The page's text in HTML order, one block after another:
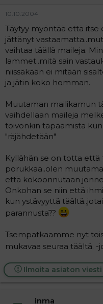
10.10.2004
Täytyy myöntää että
jättänyt
vaihtaa täällä maileja.
lammet..mitä sain
niissäkään ei mitään
ja jätin koko homman.
Muutaman mailikamun
vaihdellaan maileja
toivonkin tapaamista
"räjähdetään"
Kyllähän se on totta
porukkaa..olen
että kokoonnutaan
Onkohan se niin että
kun ystävyyttä
parannusta??
Tsempatkaamme nyt
mukavaa seuraa täältä.
Ilmoita asiaton viesti
inma